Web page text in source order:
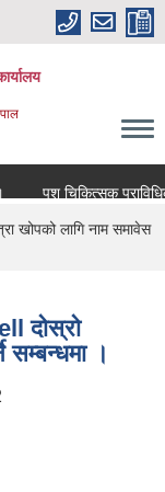
पशु चिकित्सक
खोपको लागि नाम समावेस
दोस्रो
सम्बन्धमा ।